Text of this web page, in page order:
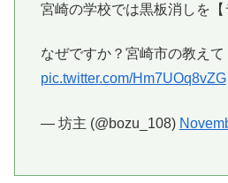
宮崎の学校では黒板消しを
なぜですか？宮崎市の教えて
pic.twitter.com/Hm7UOq8vZG
— 坊主 (@bozu_108)